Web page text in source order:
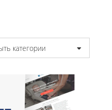
категории